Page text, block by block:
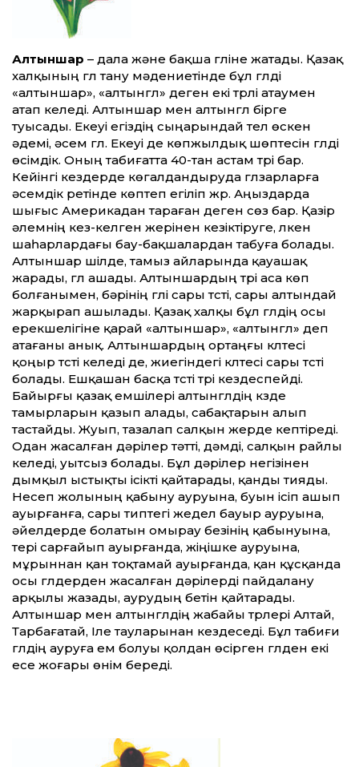
Алтыншар – дала және бақша гүліне жатады. Қазақ
халқының гүл тану мәдениетінде бұл гүлді
«алтыншар», «алтынгүл» деген екі түрлі атаумен
атап келеді. Алтыншар мен алтынгүл бірге
туысады. Екеуі егіздің сыңарындай тел өскен
әдемі, әсем гүл. Екеуі де көпжылдық шөптесін гүлді
өсімдік. Оның табиғатта 40-тан астам түрі бар.
Кейінгі кездерде көгалдандыруда гүлзарларға
әсемдік ретінде көптеп егіліп жүр. Аңыздарда
шығыс Америкадан тараған деген сөз бар. Қазір
әлемнің кез-келген жерінен кезіктіруге, үлкен
шаһарлардағы бау-бақшалардан табуға болады.
Алтыншар шілде, тамыз айларында қауашақ
жарады, гүл ашады. Алтыншардың түрі аса көп
болғанымен, бәрінің гүлі сары түсті, сары алтындай
жарқырап ашылады. Қазақ халқы бұл гүлдің осы
ерекшелігіне қарай «алтыншар», «алтынгүл» деп
атағаны анық. Алтыншардың ортаңғы күлтесі
қоңыр түсті келеді де, жиегіндегі күлтесі сары түсті
болады. Ешқашан басқа түсті түрі кездеспейді.
Байырғы қазақ емшілері алтынгүлдің күзде
тамырларын қазып алады, сабақтарын алып
тастайды. Жуып, тазалап салқын жерде кептіреді.
Одан жасалған дәрілер тәтті, дәмді, салқын райлы
келеді, уытсыз болады. Бұл дәрілер негізінен
дымқыл ыстықты ісікті қайтарады, қанды тияды.
Несеп жолының қабыну ауруына, буын ісіп ашып
ауырғанға, сары типтегі жедел бауыр ауруына,
әйелдерде болатын омырау безінің қабынуына,
тері сарғайып ауырғанда, жіңішке ауруына,
мұрыннан қан тоқтамай ауырғанда, қан құсқанда
осы гүлдерден жасалған дәрілерді пайдалану
арқылы жазады, аурудың бетін қайтарады.
Алтыншар мен алтынгүлдің жабайы түрлері Алтай,
Тарбағатай, Іле тауларынан кездеседі. Бұл табиғи
гүлдің ауруға ем болуы қолдан өсірген гүлден екі
есе жоғары өнім береді.